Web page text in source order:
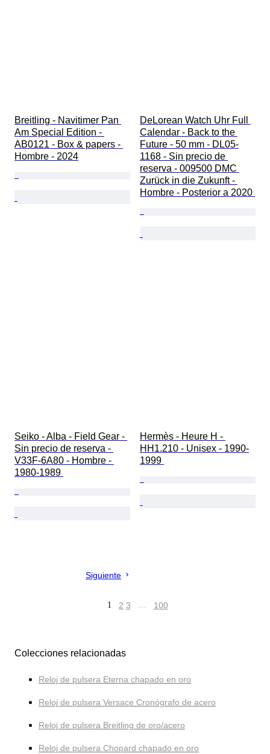
Breitling - Navitimer Pan
Am Special Edition -
AB0121 - Box & papers -
Hombre - 2024
DeLorean Watch Uhr Full
Calendar - Back to the
Future - 50 mm - DL05-
1168 - Sin precio de
reserva - 009500 DMC
Zurück in die Zukunft -
Hombre - Posterior a 2020
Seiko - Alba - Field Gear -
Sin precio de reserva -
V33F-6A80 - Hombre -
1980-1989
Hermès - Heure H -
HH1.210 - Unisex - 1990-
1999
Siguiente
1 2 3 … 100
Colecciones relacionadas
Reloj de pulsera Eterna chapado en oro
Reloj de pulsera Versace Cronógrafo de acero
Reloj de pulsera Breitling de oro/acero
Reloj de pulsera Chopard chapado en oro